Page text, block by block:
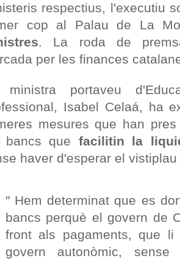
respectius, l'executiu
cop al Palau de La
. La roda de
per les finances
ministra portaveu
Isabel Celaá, ha
mesures que han
bancs que facilitin la
haver d'esperar el
" Hem determinat que es
bancs perquè el govern de
front als pagaments, que li
govern autonòmic,